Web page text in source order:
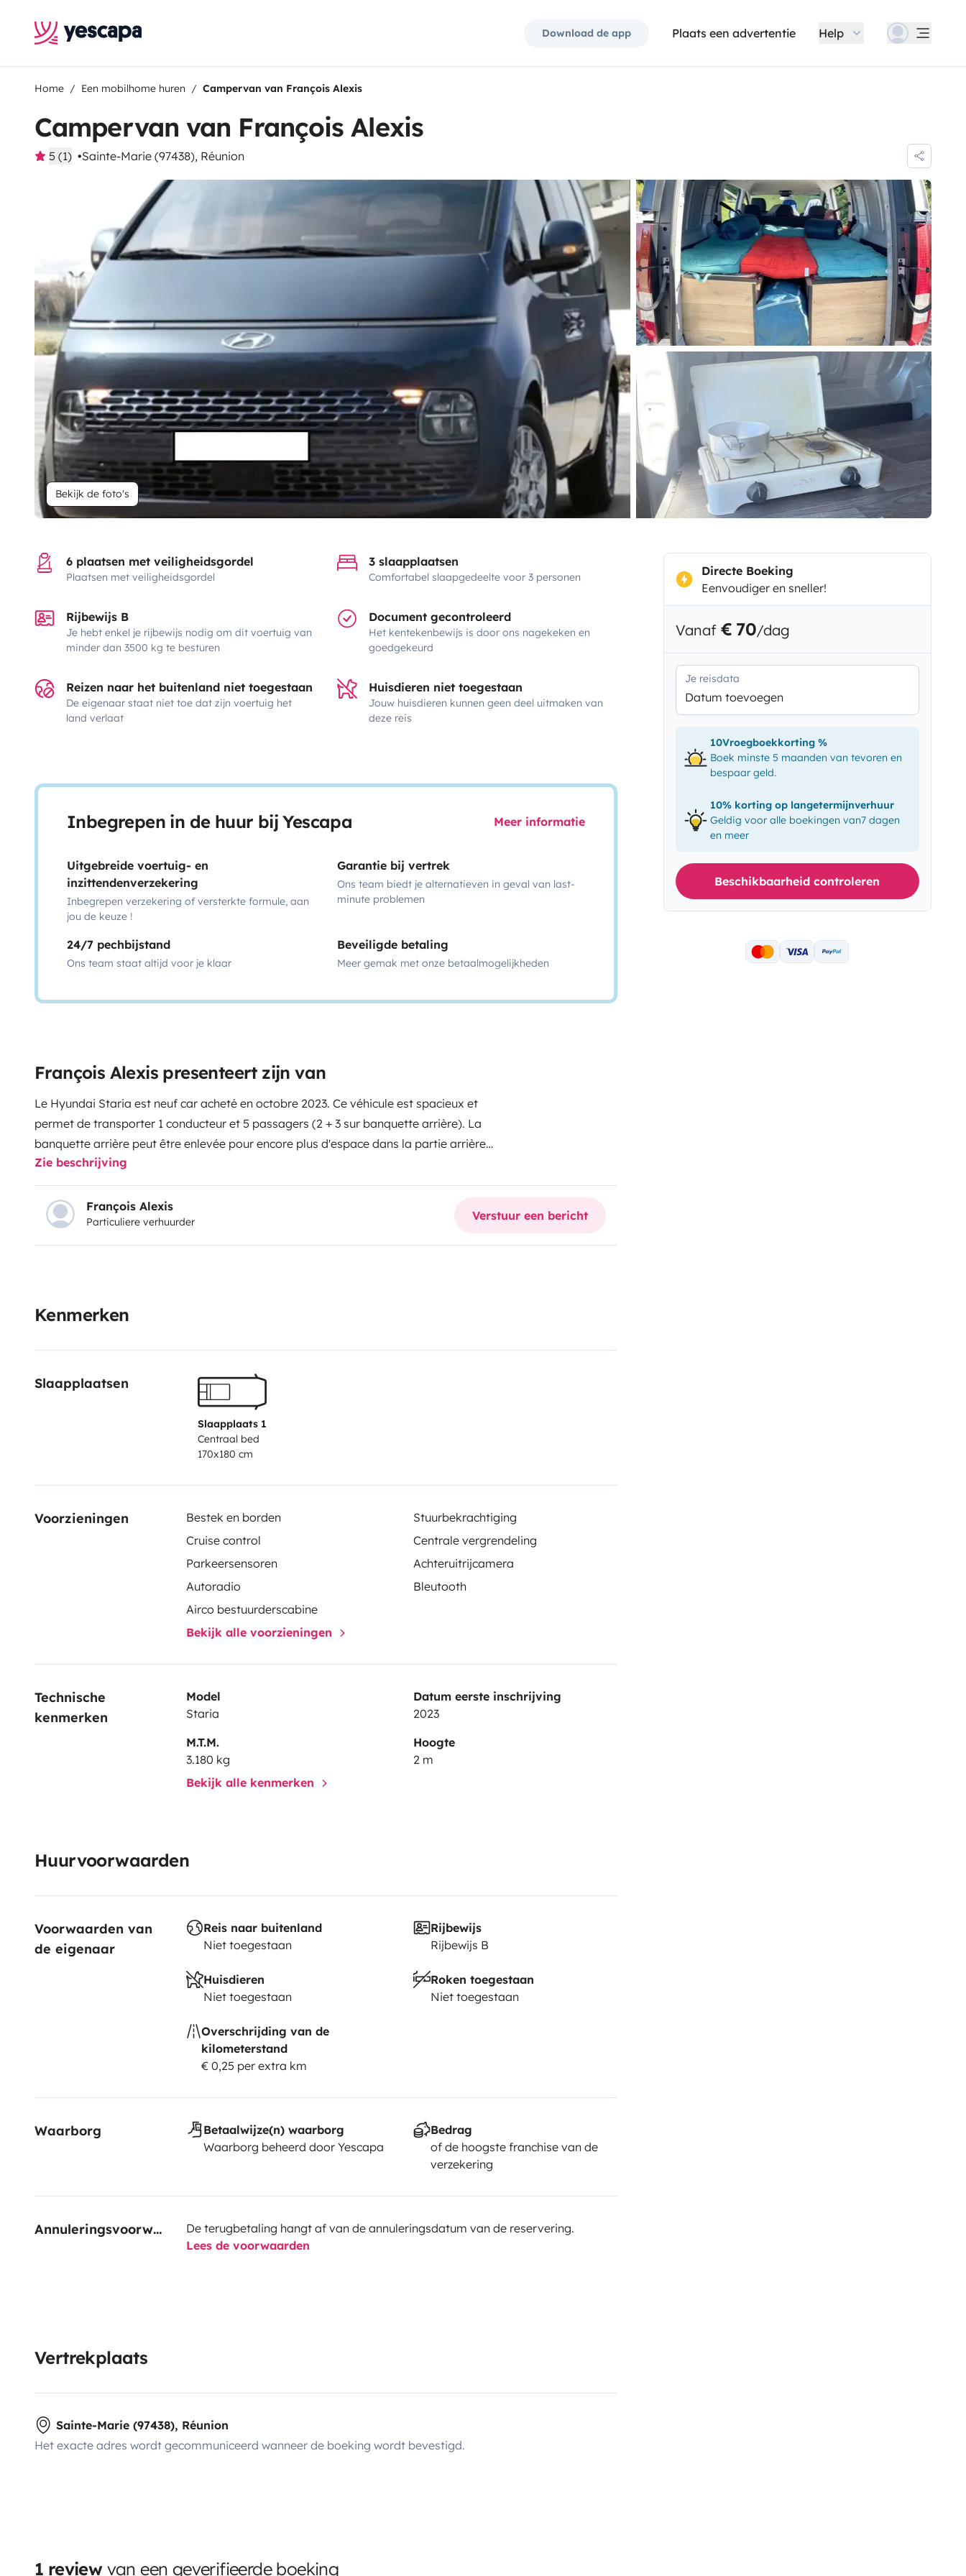
Download de app Plaats een advertentie Help
Home Een mobilhome huren Campervan van François Alexis
Campervan van François Alexis
5 (1) Sainte-Marie (97438), Réunion
Bekijk de foto's
6 plaatsen met veiligheidsgordel
Plaatsen met veiligheidsgordel
3 slaapplaatsen
Comfortabel slaapgedeelte voor 3 personen
Rijbewijs B
Je hebt enkel je rijbewijs nodig om dit voertuig van
minder dan 3500 kg te besturen
Document gecontroleerd
Het kentekenbewijs is door ons nagekeken en
goedgekeurd
Reizen naar het buitenland niet toegestaan
De eigenaar staat niet toe dat zijn voertuig het
land verlaat
Huisdieren niet toegestaan
Jouw huisdieren kunnen geen deel uitmaken van
deze reis
Inbegrepen in de huur bij Yescapa Meer informatie
Uitgebreide voertuig- en
inzittendenverzekering
Inbegrepen verzekering of versterkte formule, aan
jou de keuze !
Garantie bij vertrek
Ons team biedt je alternatieven in geval van last-
minute problemen
24/7 pechbijstand
Ons team staat altijd voor je klaar
Beveiligde betaling
Meer gemak met onze betaalmogelijkheden
François Alexis presenteert zijn van
Le Hyundai Staria est neuf car acheté en octobre 2023. Ce véhicule est spacieux et
permet de transporter 1 conducteur et 5 passagers (2 + 3 sur banquette arrière). La
banquette arrière peut être enlevée pour encore plus d'espace dans la partie arrière
du van. Voir dans 'Photos' l'ensemble des équipements de ce véhicule. Il est
particulièrement maniable.
Zie beschrijving
François Alexis
Particuliere verhuurder Verstuur een bericht
Kenmerken
Slaapplaatsen
Slaapplaats 1
Centraal bed
170x180 cm
Voorzieningen Bestek en borden
Stuurbekrachtiging
Cruise control
Centrale vergrendeling
Parkeersensoren
Achteruitrijcamera
Autoradio
Bleutooth
Airco bestuurderscabine
Bekijk alle voorzieningen
Technische
kenmerken
Model
Staria
Datum eerste inschrijving
2023
M.T.M.
3.180 kg
Hoogte
2 m
Bekijk alle kenmerken
Huurvoorwaarden
Voorwaarden van
de eigenaar
Reis naar buitenland
Niet toegestaan
Rijbewijs
Rijbewijs B
Huisdieren
Niet toegestaan
Roken toegestaan
Niet toegestaan
Overschrijding van de
kilometerstand
€ 0,25 per extra km
Waarborg
Betaalwijze(n) waarborg
Waarborg beheerd door Yescapa
Bedrag
of de hoogste franchise van de
verzekering
Annuleringsvoorwaarden
De terugbetaling hangt af van de annuleringsdatum van de reservering.
Lees de voorwaarden
Vertrekplaats
Sainte-Marie (97438), Réunion
Het exacte adres wordt gecommuniceerd wanneer de boeking wordt bevestigd.
1 reviewvan een geverifieerde boeking
Directe Boeking
Eenvoudiger en sneller!
Vanaf € 70/dag
Je reisdata
Datum toevoegen
10Vroegboekkorting %
Boek minste 5 maanden van tevoren en
bespaar geld.
10% korting op langetermijnverhuur
Geldig voor alle boekingen van7 dagen
en meer
Beschikbaarheid controleren